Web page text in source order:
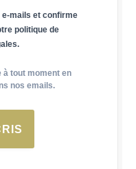
mails et confirme
politique de
tout moment en
nos emails.